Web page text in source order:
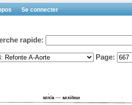
Se connecter
rapide:
Page: